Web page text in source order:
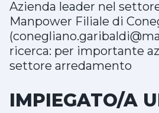
Azienda leader nel
Manpower Filiale di
ricerca: per importante
settore arredamento
IMPIEGATO/A